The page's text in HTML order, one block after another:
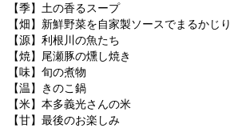
【季】土の香るスープ
【畑】新鮮野菜を自家製ソースでまるかじり
【源】利根川の魚たち
【焼】尾瀬豚の燻し焼き
【味】旬の煮物
【温】きのこ鍋
【米】本多義光さんの米
【甘】最後のお楽しみ